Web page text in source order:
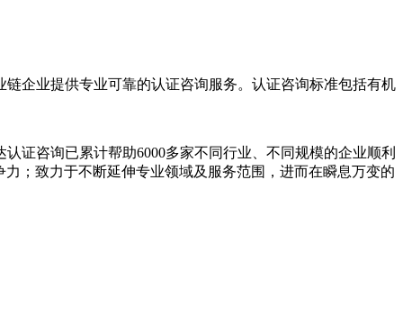
企业提供专业可靠的认证咨询服务。认证咨询标准包括有机
证咨询已累计帮助6000多家不同行业、不同规模的企业顺利
；致力于不断延伸专业领域及服务范围，进而在瞬息万变的